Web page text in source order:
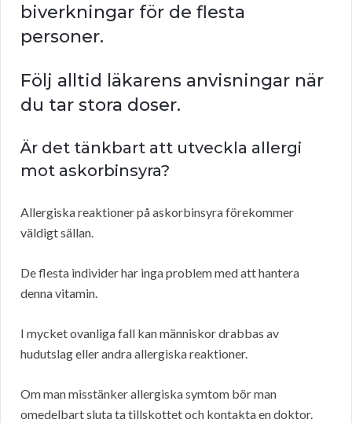
biverkningar för de flesta
personer.
Följ alltid läkarens anvisningar när
du tar stora doser.
Är det tänkbart att utveckla allergi
mot askorbinsyra?
Allergiska reaktioner på askorbinsyra förekommer
väldigt sällan.
De flesta individer har inga problem med att hantera
denna vitamin.
I mycket ovanliga fall kan människor drabbas av
hudutslag eller andra allergiska reaktioner.
Om man misstänker allergiska symtom bör man
omedelbart sluta ta tillskottet och kontakta en doktor.